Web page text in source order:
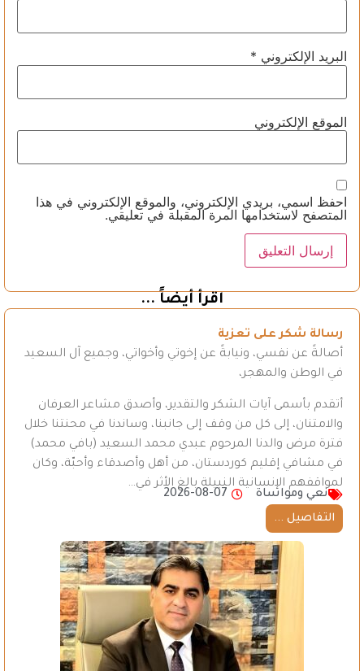
البريد الإلكتروني *
الموقع الإلكتروني
احفظ اسمي، بريدي الإلكتروني، والموقع الإلكتروني في هذا
المتصفح لاستخدامها المرة المقبلة في تعليقي.
اقرأ أيضاً ...
رسالة شكر على تعزية
أصالةً عن نفسي، ونيابةً عن إخوتي وأخواتي، وجميع آل السعيد
في الوطن والمهجر،
أتقدم بأسمى آيات الشكر والتقدير، وأصدق مشاعر العرفان
والامتنان، إلى كل من وقف إلى جانبنا، وساندنا في محنتنا خلال
فترة مرض والدنا المرحوم عبدي محمد السعيد (بافي محمد)
في مشافي إقليم كوردستان، من أهل وأصدقاء وأحبّة، وكان
لمواقفهم الإنسانية النبيلة بالغ الأثر في…
نعي ومواساة
2026-08-07
التفاصيل ...